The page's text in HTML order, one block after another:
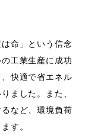
命」という信念
工業生産に成功
快適で省エネル
ました。また、
など、環境負荷
す。